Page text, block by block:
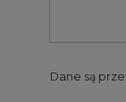
Dane są